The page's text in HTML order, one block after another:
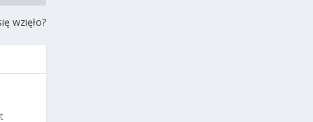
wzięło?